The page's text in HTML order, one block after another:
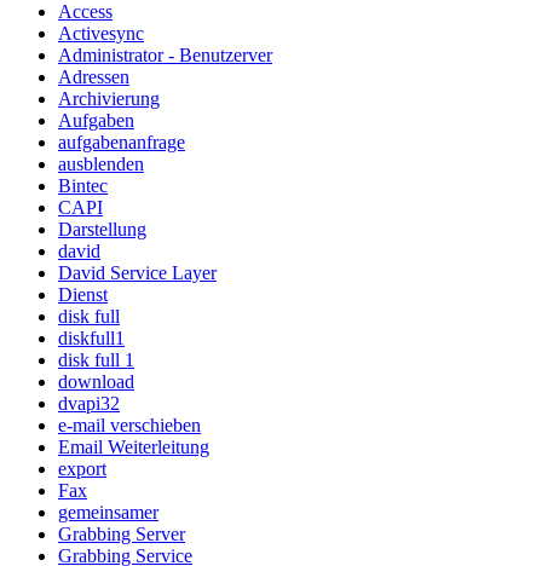
Access
Activesync
Administrator - Benutzerver
Adressen
Archivierung
Aufgaben
aufgabenanfrage
ausblenden
Bintec
CAPI
Darstellung
david
David Service Layer
Dienst
disk full
diskfull1
disk full 1
download
dvapi32
e-mail verschieben
Email Weiterleitung
export
Fax
gemeinsamer
Grabbing Server
Grabbing Service